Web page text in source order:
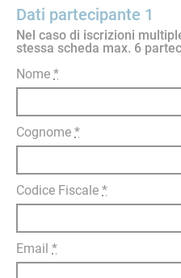
Dati partecipante 1
Nel caso di iscrizioni
stessa scheda max. 6
Nome *
Cognome *
Codice Fiscale *
Email *